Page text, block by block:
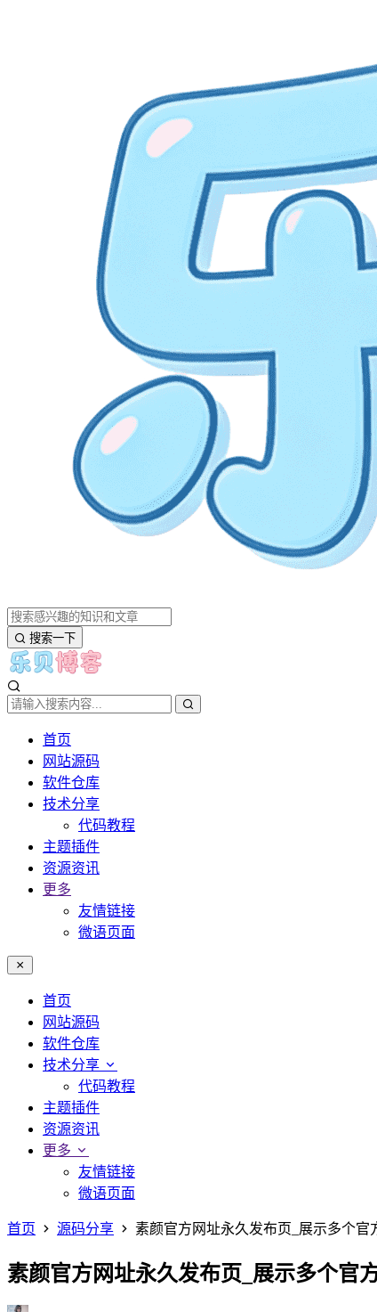
搜索一下
首页
网站源码
软件仓库
技术分享
代码教程
主题插件
资源资讯
更多
友情链接
微语页面
首页
网站源码
软件仓库
技术分享
代码教程
主题插件
资源资讯
更多
友情链接
微语页面
首页 源码分享 素颜官方网址永久发布页_展示多个官
素颜官方网址永久发布页_展示多个官